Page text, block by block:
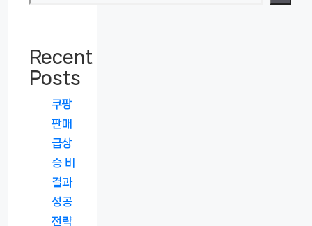
Recent
Posts
쿠팡
판매
급상
승 비
결과
성공
전략